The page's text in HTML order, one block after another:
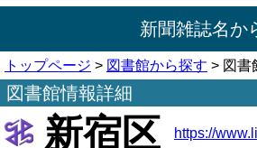
新聞雑誌名か
トップページ > 図書館から探す > 図書
図書館情報詳細
新宿区 https://